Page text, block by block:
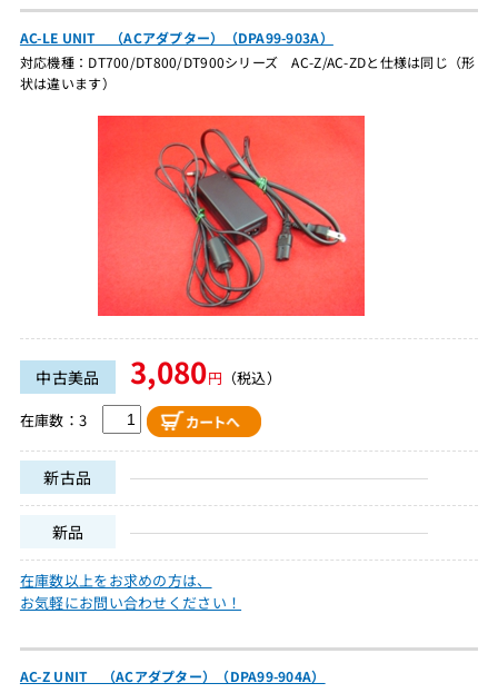
AC-LE UNIT （ACアダプター）（DPA99-903A）
対応機種：DT700/DT800/DT900シリーズ AC-Z/AC-ZDと仕様は同じ（形
状は違います）
中古美品 3,080円 （税込）
在庫数：3
新古品
新品
在庫数以上をお求めの方は、
お気軽にお問い合わせください！
AC-Z UNIT （ACアダプター）（DPA99-904A）